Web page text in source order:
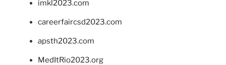
imkl2023.com
careerfaircsd2023.com
apsth2023.com
MedItRio2023.org